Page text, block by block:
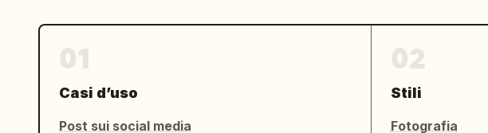
Casi d’uso
Post sui social media
Stili
Fotografia